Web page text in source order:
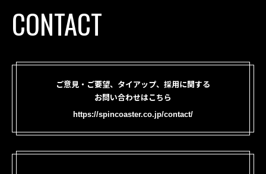
CONTACT
ご意見・ご要望、タイアップ、採用に関する
お問い合わせはこちら
https://spincoaster.co.jp/contact/